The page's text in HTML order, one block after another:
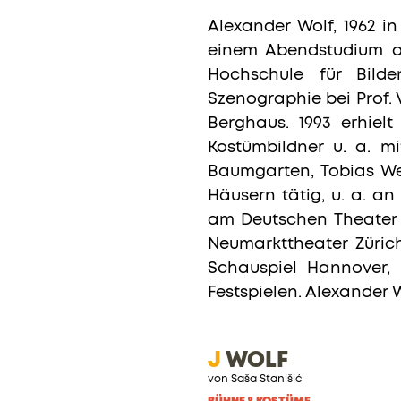
Alexander Wolf, 1962
einem Abendstudium
Hochschule für
Szenographie bei Prof.
Berghaus. 1993
Kostümbildner u. a.
Baumgarten, Tobias
Häusern tätig, u. a. an
am Deutschen
Neumarkttheater
Schauspiel
Festspielen. Alexander
J WOLF
von Saša Stanišić